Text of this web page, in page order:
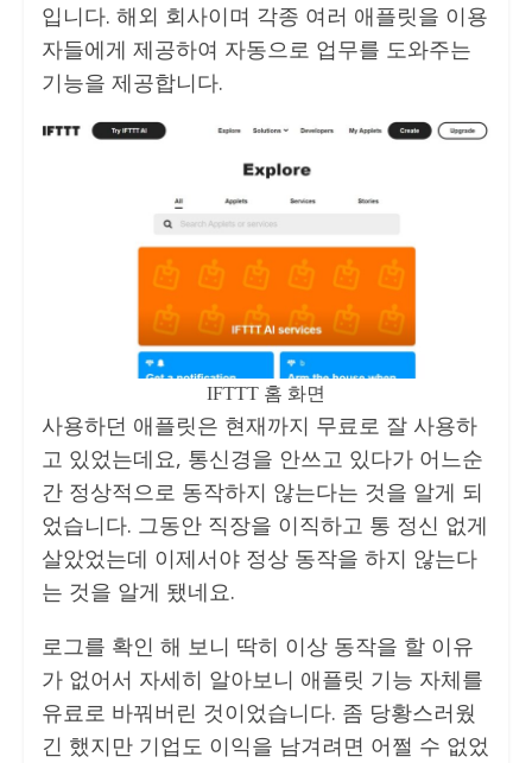
입니다. 해외 회사이며 각종 여러 애플릿을 이용
자들에게 제공하여 자동으로 업무를 도와주는
기능을 제공합니다.
IFTTT 홈 화면
사용하던 애플릿은 현재까지 무료로 잘 사용하
고 있었는데요, 통신경을 안쓰고 있다가 어느순
간 정상적으로 동작하지 않는다는 것을 알게 되
었습니다. 그동안 직장을 이직하고 통 정신 없게
살았었는데 이제서야 정상 동작을 하지 않는다
는 것을 알게 됐네요.
로그를 확인 해 보니 딱히 이상 동작을 할 이유
가 없어서 자세히 알아보니 애플릿 기능 자체를
유료로 바꿔버린 것이었습니다. 좀 당황스러웠
긴 했지만 기업도 이익을 남겨려면 어쩔 수 없었